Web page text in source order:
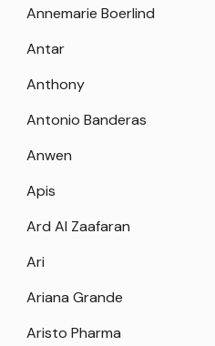
Annemarie Boerlind
Antar
Anthony
Antonio Banderas
Anwen
Apis
Ard Al Zaafaran
Ari
Ariana Grande
Aristo Pharma